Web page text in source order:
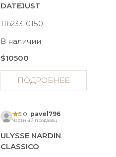
DATEJUST
116233-0150
В наличии
$10500
ПОДРОБНЕЕ
5.0 pavel796
Частный продавец
ULYSSE NARDIN
CLASSICO